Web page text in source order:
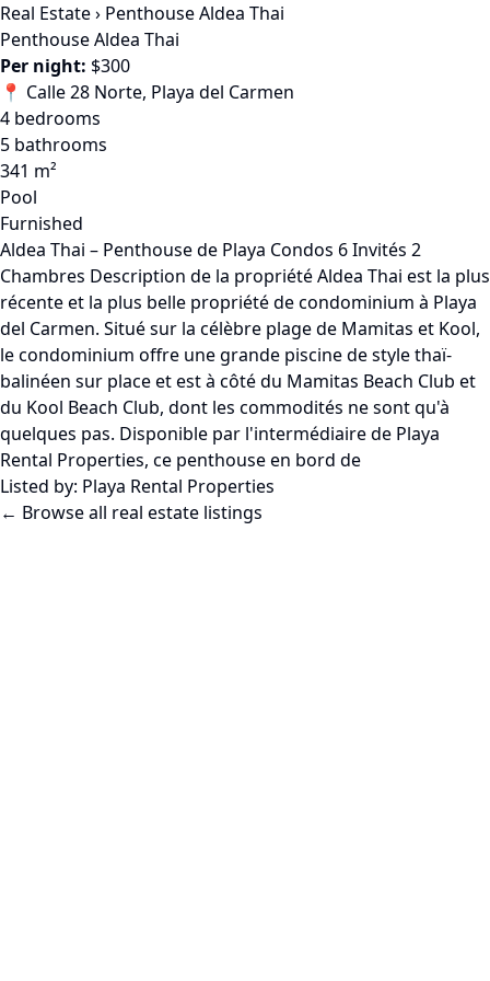
Real Estate› Penthouse Aldea Thai
Penthouse Aldea Thai
Per night: $300
📍 Calle 28 Norte, Playa del Carmen
4 bedrooms
5 bathrooms
341 m²
Pool
Furnished
Aldea Thai – Penthouse de Playa Condos 6 Invités 2
Chambres Description de la propriété Aldea Thai est la plus
récente et la plus belle propriété de condominium à Playa
del Carmen. Situé sur la célèbre plage de Mamitas et Kool,
le condominium offre une grande piscine de style thaï-
balinéen sur place et est à côté du Mamitas Beach Club et
du Kool Beach Club, dont les commodités ne sont qu'à
quelques pas. Disponible par l'intermédiaire de Playa
Rental Properties, ce penthouse en bord de
Listed by: Playa Rental Properties
← Browse all real estate listings